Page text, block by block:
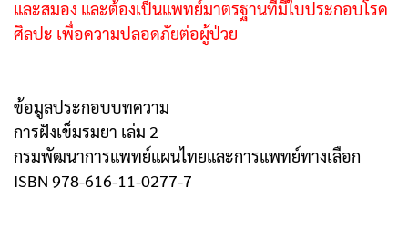
และสมอง และต้องเป็นแพทย์มาตรฐานที่มีใบประกอบโรค
ศิลปะ เพื่อความปลอดภัยต่อผู้ป่วย
ข้อมูลประกอบบทความ
การฝังเข็มรมยา เล่ม 2
กรมพัฒนาการแพทย์แผนไทยและการแพทย์ทางเลือก
ISBN 978-616-11-0277-7